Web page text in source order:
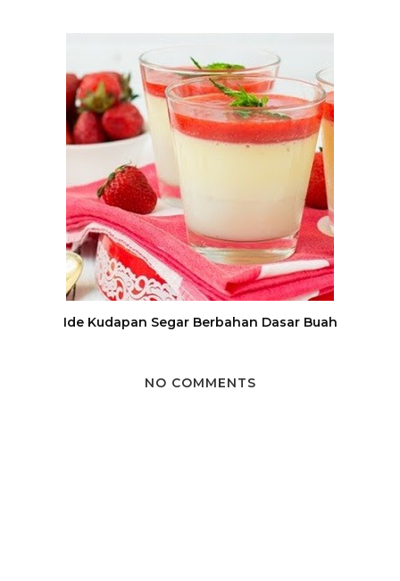
Ide Kudapan Segar Berbahan Dasar Buah
NO COMMENTS